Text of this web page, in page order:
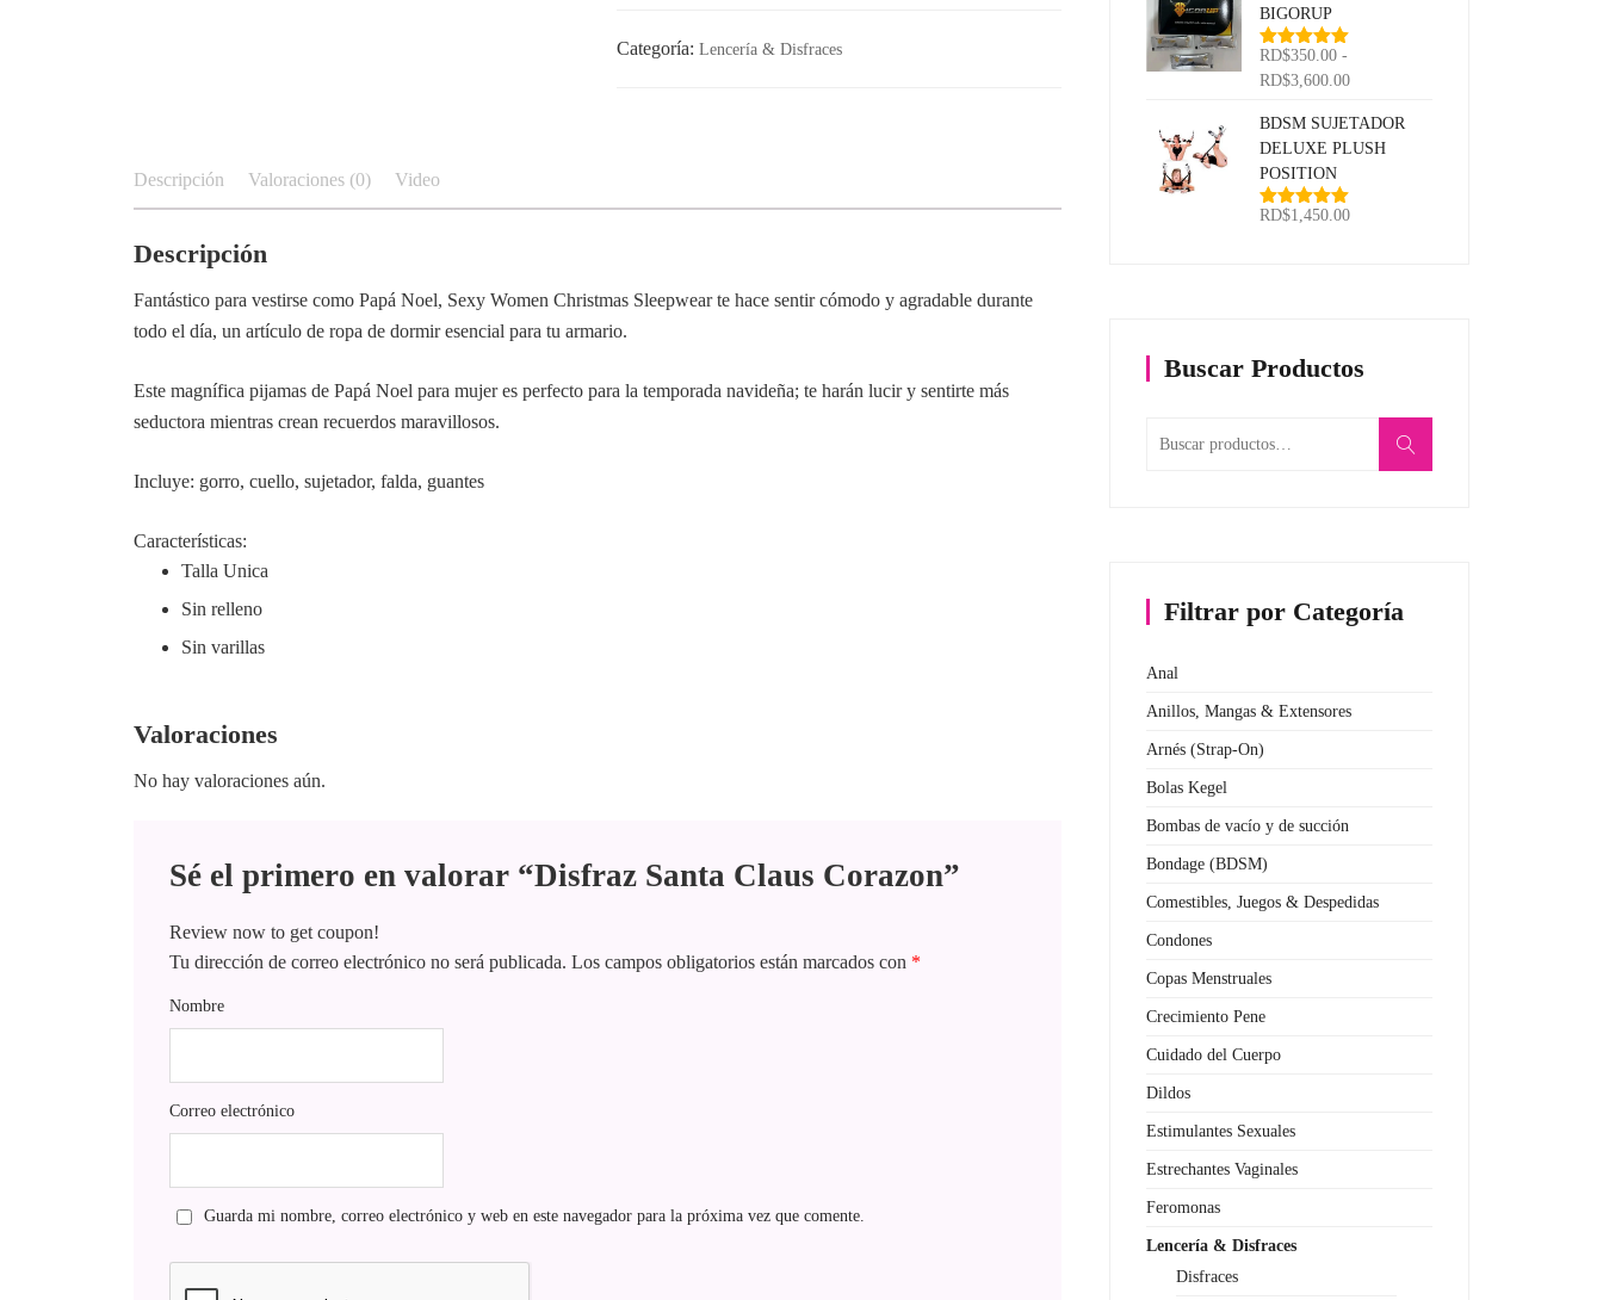
Categoría: Lencería & Disfraces
Descripción Valoraciones (0) Video
Descripción
Fantástico para vestirse como Papá Noel, Sexy Women Christmas Sleepwear te hace sentir cómodo y agradable durante
todo el día, un artículo de ropa de dormir esencial para tu armario.
Este magnífica pijamas de Papá Noel para mujer es perfecto para la temporada navideña; te harán lucir y sentirte más
seductora mientras crean recuerdos maravillosos.
Incluye: gorro, cuello, sujetador, falda, guantes
Características:
Talla Unica
Sin relleno
Sin varillas
Valoraciones
No hay valoraciones aún.
Sé el primero en valorar “Disfraz Santa Claus Corazon”
Review now to get coupon!
Tu dirección de correo electrónico no será publicada. Los campos obligatorios están marcados con *
Nombre
Correo electrónico
Guarda mi nombre, correo electrónico y web en este navegador para la próxima vez que comente.
BIGORUP
Valorado
con5.00de
RD$350.00 -
RD$3,600.00Rango
precios:
desde
BDSM SUJETADOR
DELUXE PLUSH
POSITION
Valorado
RD$1,450.00
Buscar Productos
Filtrar por Categoría
Anal
Anillos, Mangas & Extensores
Arnés (Strap-On)
Bolas Kegel
Bombas de vacío y de succión
Bondage (BDSM)
Comestibles, Juegos & Despedidas
Condones
Copas Menstruales
Crecimiento Pene
Cuidado del Cuerpo
Dildos
Estimulantes Sexuales
Estrechantes Vaginales
Feromonas
Lencería & Disfraces
Disfraces